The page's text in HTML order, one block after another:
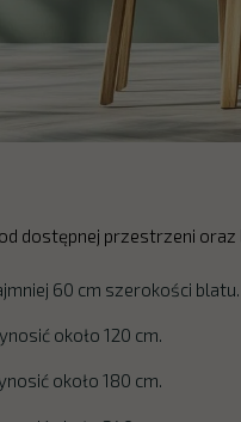
dostępnej przestrzeni
60 cm szerokości blatu.
około 120 cm.
około 180 cm.